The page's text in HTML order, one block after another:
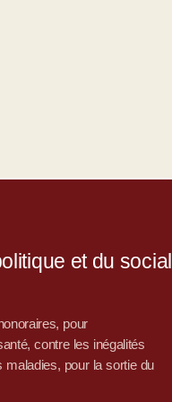
et du social
pour
contre les inégalités
pour la sortie du